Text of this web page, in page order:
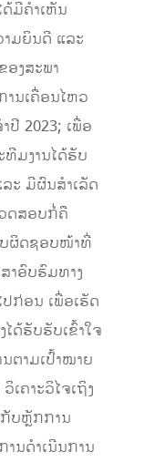
ມີຄຳເຫັນ
ມຍິນດີ ແລະ
ງສະພາ
ານເຄື່ອນໄຫວ
ປີ 2023; ເພື່ອ
ທີມງານໄດ້ຮັບ
ະ ມີຜົນສຳເລັດ
ດສອບກໍ່ຄື
ຜິດຊອບໜ້າທີ່
າອົບຮົມທາງ
ກ່ອນ ເພື່ອເຮັດ
ດ້ຮັບຮັບເຂົ້າໃຈ
ຕາມເປົ້າໝາຍ
ຄາະວິໄຈເຖິງ
ບຫຼັກການ
ນດໍາເນີນການ